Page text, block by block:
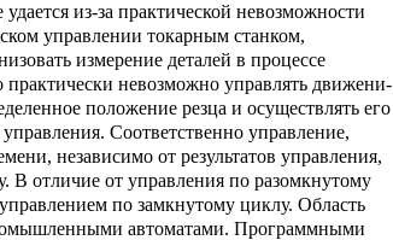
из-за практичес­кой невозможности
управ­лении токарным станком,
измерение деталей в процессе
практически невозможно управлять движени­
положение резца и осуществлять его
Соответственно управление,
независимо от результатов управления,
В отличие от управления по ра­зомкнутому
по замкнутому циклу. Область
автоматами. Программными